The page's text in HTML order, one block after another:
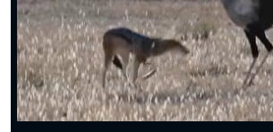
اسفند ۱۴۰۴
ماه ۱۴۰۴
بهمن ۱۴۰۴
دنیا رفت؟
و صمیمانه